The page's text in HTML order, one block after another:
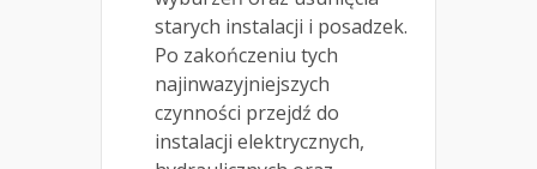
starych instalacji i posadzek.
Po zakończeniu tych
najinwazyjniejszych
czynności przejdź do
instalacji elektrycznych,